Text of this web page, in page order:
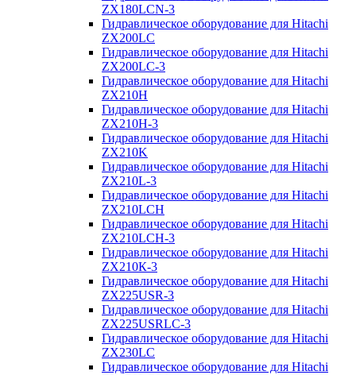
ZX180LCN-3
Гидравлическое оборудование для Hitachi
ZX200LC
Гидравлическое оборудование для Hitachi
ZX200LC-3
Гидравлическое оборудование для Hitachi
ZX210H
Гидравлическое оборудование для Hitachi
ZX210H-3
Гидравлическое оборудование для Hitachi
ZX210K
Гидравлическое оборудование для Hitachi
ZX210L-3
Гидравлическое оборудование для Hitachi
ZX210LCH
Гидравлическое оборудование для Hitachi
ZX210LCH-3
Гидравлическое оборудование для Hitachi
ZX210К-3
Гидравлическое оборудование для Hitachi
ZX225USR-3
Гидравлическое оборудование для Hitachi
ZX225USRLC-3
Гидравлическое оборудование для Hitachi
ZX230LC
Гидравлическое оборудование для Hitachi